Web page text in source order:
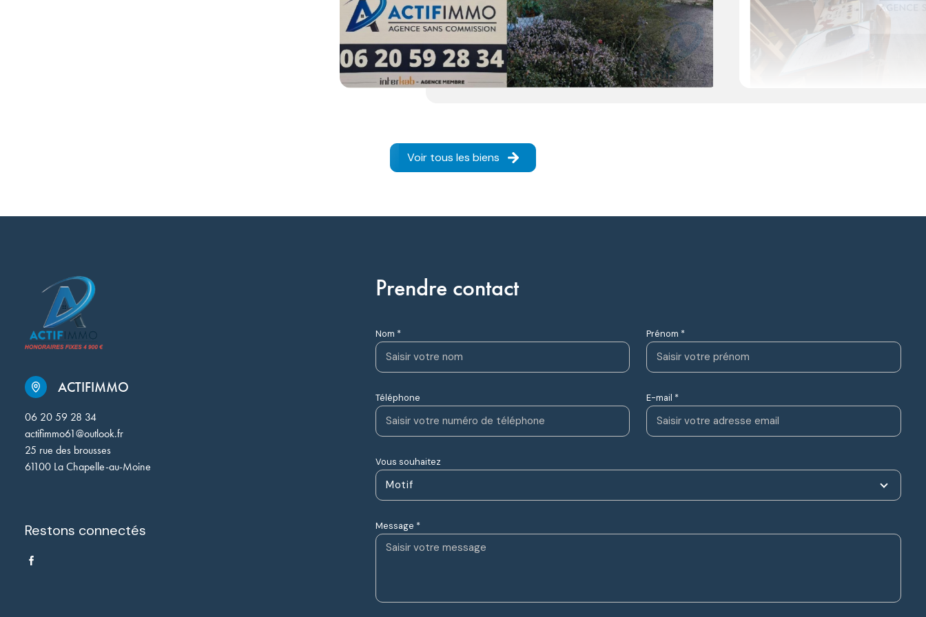
Voir tous les biens
prendre contact
Nom * Prénom *
Téléphone E-mail *
Vous souhaitez
Motif
Message *
ACTIFIMMO
06 20 59 28 34
actifimmo61@outlook.fr
25 rue des brousses
61100 La Chapelle-au-Moine
Restons connectés